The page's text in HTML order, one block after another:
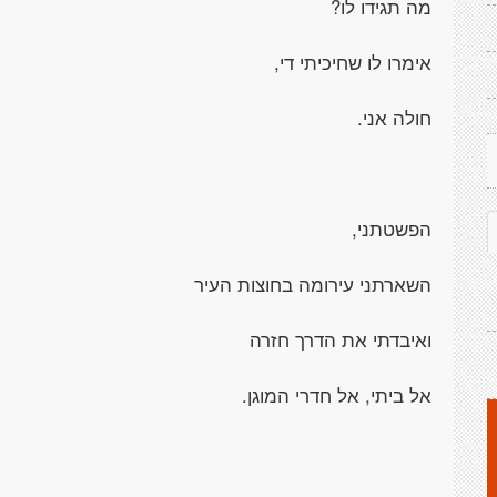
מה תגידו לו?
אימרו לו שחיכיתי די,
חולה אני.
הפשטתני,
השארתני עירומה בחוצות העיר
ואיבדתי את הדרך חזרה
אל ביתי, אל חדרי המוגן.